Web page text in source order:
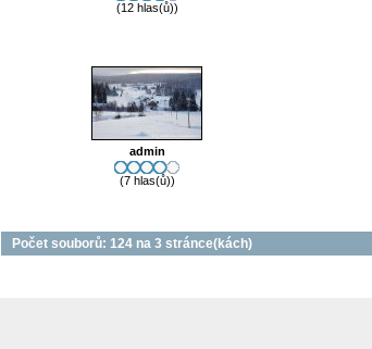
(12 hlas(ů))
admin
(7 hlas(ů))
Počet souborů: 124 na 3 stránce(kách)